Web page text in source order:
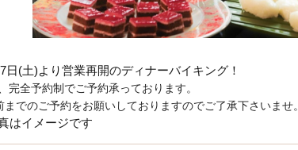
日(土)より営業再開のディナーバイキング！
完全予約制でご予約承っております。
までのご予約をお願いしておりますのでご了承下さいませ。
はイメージです